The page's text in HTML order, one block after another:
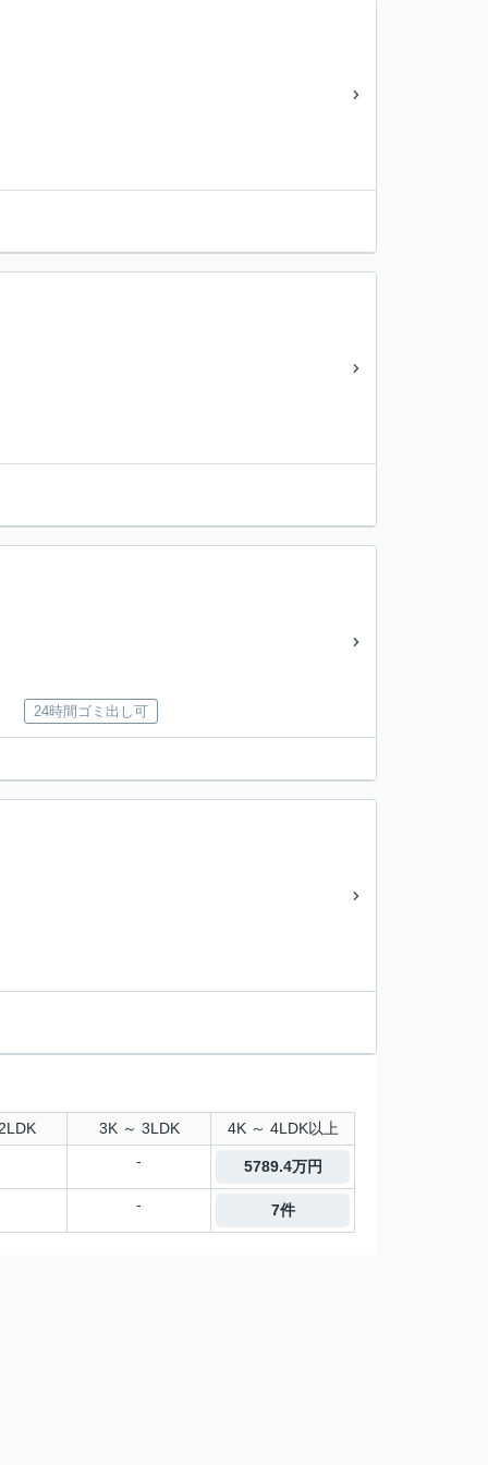
24時間ゴミ出し可
3K ～ 3LDK
4K ～ 4LDK以上
-
5789.4万円
- 7件